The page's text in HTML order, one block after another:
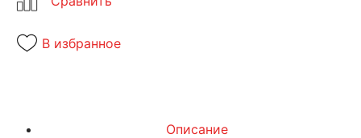
В избранное
Описание